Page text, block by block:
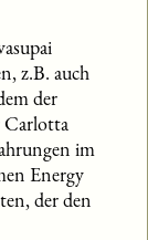
z.B. auch
der
Carlotta
im
Energy
der den